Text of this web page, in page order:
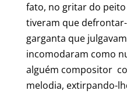
fato, no gritar do
tiveram que
garganta que
incomodaram como
alguém compositor
melodia, extirpando-